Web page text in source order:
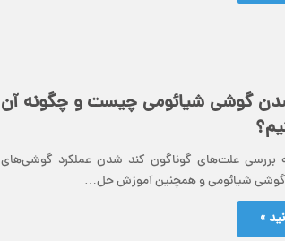
گوشی شیائومی چیست و چگونه آن
بررسی علت‌های گوناگون کند شدن عملکرد گوشی‌های
گوشی شیائومی و همچنین آموزش حل…
»